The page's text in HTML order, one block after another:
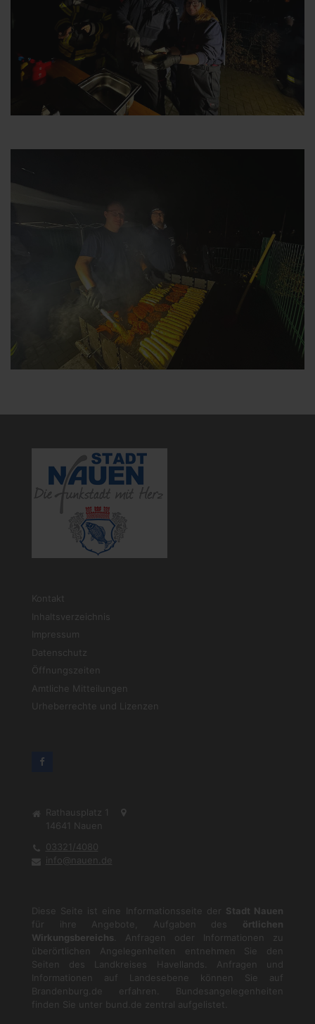
Kontakt
Inhaltsverzeichnis
Impressum
Datenschutz
Öffnungszeiten
Amtliche Mitteilungen
Urheberrechte und Lizenzen
Rathausplatz 1
14641
Nauen
03321/4080
info@nauen.de
Diese Seite ist eine Informationsseite der Stadt Nauen
für ihre Angebote, Aufgaben des örtlichen
Wirkungsbereichs . Anfragen oder Informationen zu
überörtlichen Angelegenheiten entnehmen Sie den
Seiten des Landkreises Havellands. Anfragen und
Informationen auf Landesebene können Sie auf
Brandenburg.de
erfahren. Bundesangelegenheiten
finden Sie unter
bund.de zentral aufgelistet.